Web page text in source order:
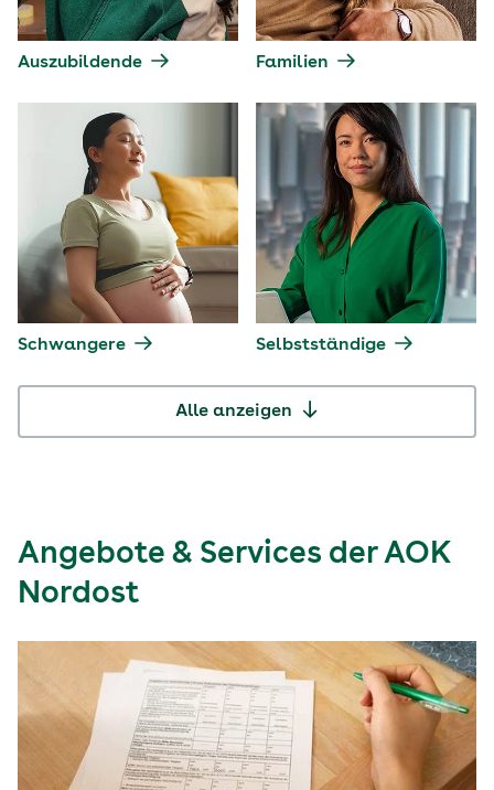
Auszubildende Familien
Schwangere Selbstständige
Alle anzeigen
Angebote & Services der AOK
Nordost